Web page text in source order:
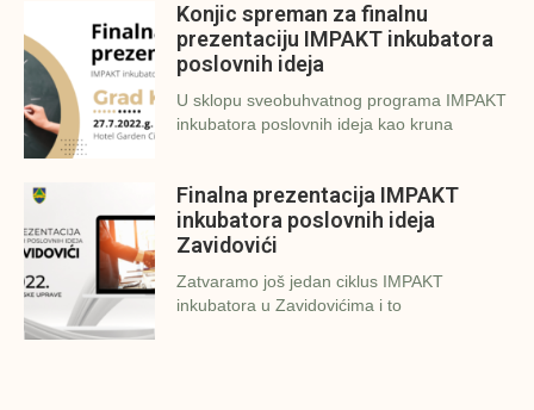
Konjic spreman za finalnu
prezentaciju IMPAKT inkubatora
poslovnih ideja
U sklopu sveobuhvatnog programa IMPAKT
inkubatora poslovnih ideja kao kruna
Finalna prezentacija IMPAKT
inkubatora poslovnih ideja
Zavidovići
Zatvaramo još jedan ciklus IMPAKT
inkubatora u Zavidovićima i to